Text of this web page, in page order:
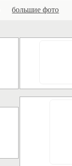
большие фото